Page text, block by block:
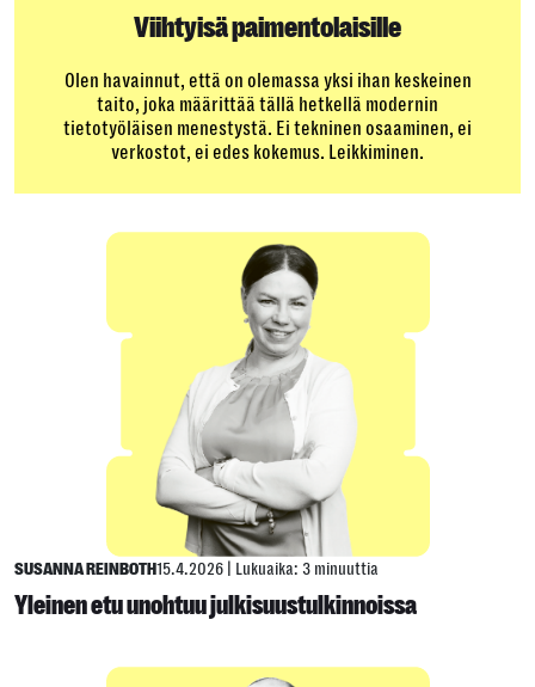
Viihtyisä paimentolaisille
0len havainnut, että on olemassa yksi ihan keskeinen
taito, joka määrittää tällä hetkellä modernin
tietotyöläisen menestystä. Ei tekninen osaaminen, ei
verkostot, ei edes kokemus. Leikkiminen.
SUSANNA REINBOTH15.4.2026 Lukuaika: 3 minuuttia
Yleinen etu unohtuu julkisuustulkinnoissa